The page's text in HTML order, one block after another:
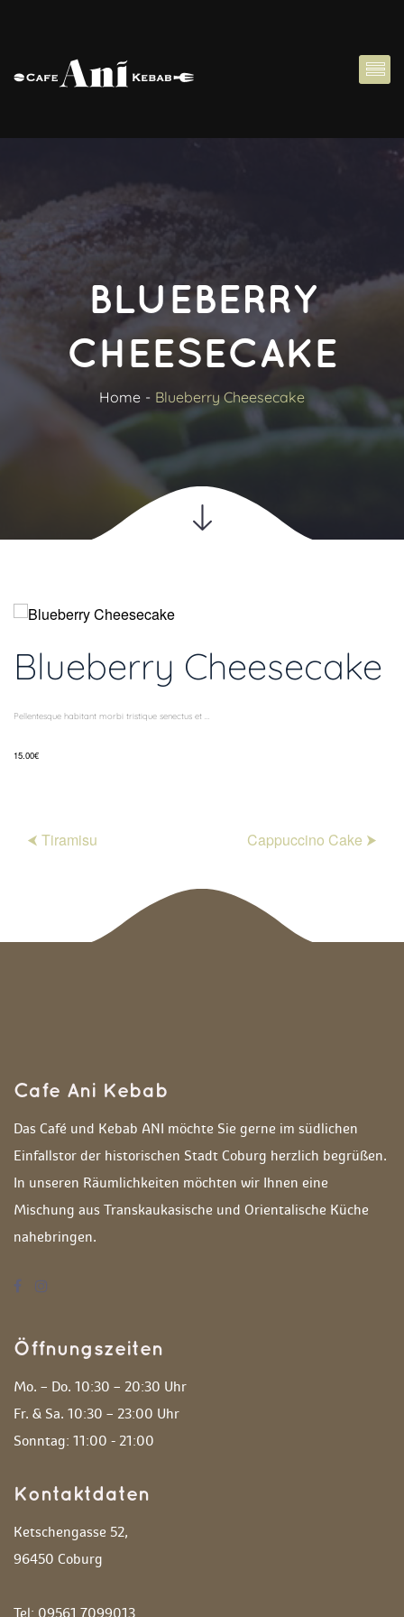
BLUEBERRY
CHEESECAKE
Home Blueberry Cheesecake
Blueberry Cheesecake
Pellentesque habitant morbi tristique senectus et ...
15.00€
⮜ Tiramisu Cappuccino Cake ⮞
Cafe Ani Kebab
Das Café und Kebab ANI möchte Sie gerne im südlichen
Einfallstor der historischen Stadt Coburg herzlich begrüßen.
In unseren Räumlichkeiten möchten wir Ihnen eine
Mischung aus Transkaukasische und Orientalische Küche
nahebringen.
Öffnungszeiten
Mo. – Do. 10:30 – 20:30 Uhr
Fr. & Sa. 10:30 – 23:00 Uhr
Sonntag: 11:00 - 21:00
Kontaktdaten
Ketschengasse 52,
96450 Coburg
Tel: 09561 7099013